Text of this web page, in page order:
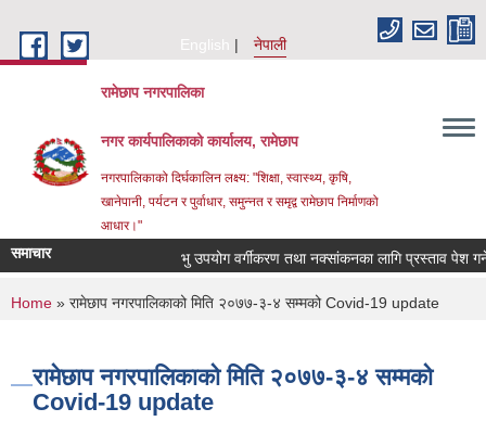
English
नेपाली
रामेछाप नगरपालिका
नगर कार्यपालिकाको कार्यालय, रामेछाप
नगरपालिकाको दिर्घकालिन लक्ष्य: "शिक्षा, स्वास्थ्य, कृषि,
खानेपानी, पर्यटन र पुर्वाधार, समुन्नत र समृद्व रामेछाप निर्माणको
आधार।"
समाचार भु उपयोग वर्गीकरण तथा नक्सांकनका लागि प्रस्ताव पेश गर्ने
You are here
Home » रामेछाप नगरपालिकाको मिति २०७७-३-४ सम्मको Covid-19 update
रामेछाप नगरपालिकाको मिति २०७७-३-४ सम्मको
Covid-19 update